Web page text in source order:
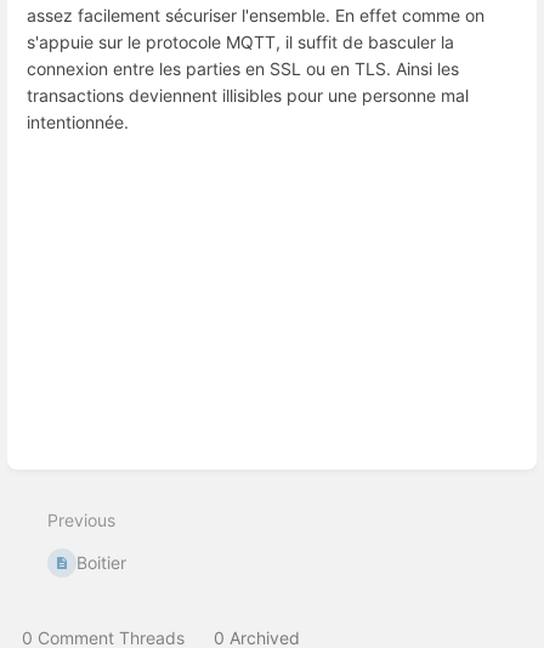
assez facilement sécuriser l'ensemble. En effet comme on
s'appuie sur le protocole MQTT, il suffit de basculer la
connexion entre les parties en SSL ou en TLS. Ainsi les
transactions deviennent illisibles pour une personne mal
intentionnée.
Previous
Boitier
0 Comment Threads 0 Archived